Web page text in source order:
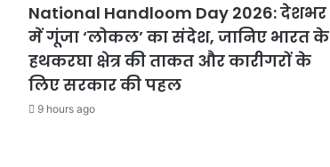
National Handloom Day 2026: देशभर
में गूंजा ‘लोकल’ का संदेश, जानिए भारत के
हथकरघा क्षेत्र की ताकत और कारीगरों के
लिए सरकार की पहल
9 hours ago